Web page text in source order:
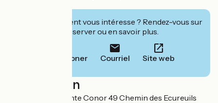
Cet établissement vous intéresse ? Rendez-vous sur
leur site pour réserver ou en savoir plus.
Téléphoner Courriel Site web
Localisation
Les Perrières Monte Conor 49 Chemin des Ecureuils